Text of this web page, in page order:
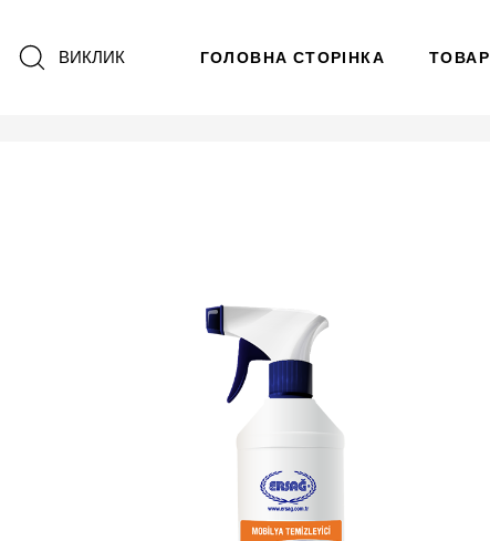
ВИКЛИК ГОЛОВНА СТОРІНКА ТОВАР